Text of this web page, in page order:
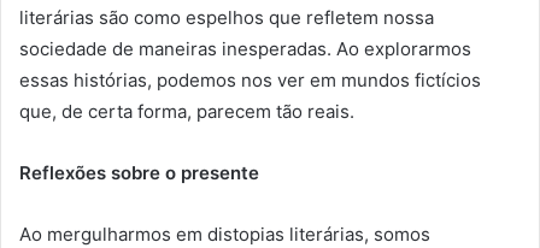
literárias são como espelhos que refletem nossa
sociedade de maneiras inesperadas. Ao explorarmos
essas histórias, podemos nos ver em mundos fictícios
que, de certa forma, parecem tão reais.
Reflexões sobre o presente
Ao mergulharmos em distopias literárias, somos